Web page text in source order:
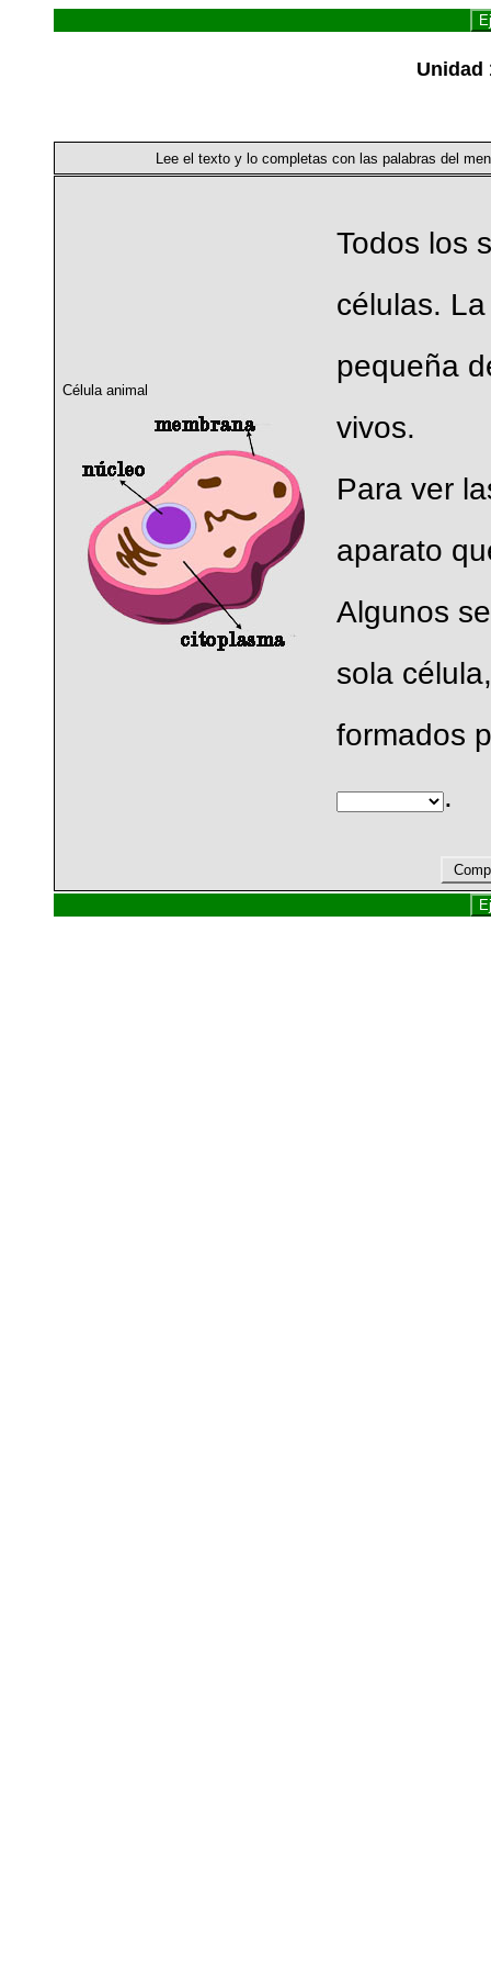
Unidad
Lee el texto y lo completas con las palabras del
Célula animal
Todos los
células.
pequeña
vivos.
Para ver
aparato
Algunos
sola
formados
.